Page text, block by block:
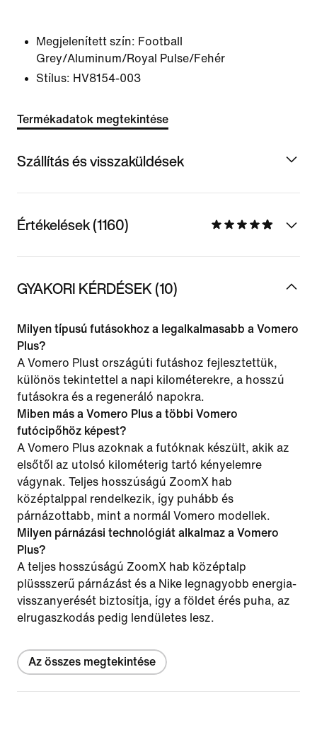
Megjelenített szín: Football
Grey/Aluminum/Royal Pulse/Fehér
Stílus: HV8154-003
Termékadatok megtekintése
Szállítás és visszaküldések
Értékelések (1160)
GYAKORI KÉRDÉSEK (10)
Milyen típusú futásokhoz a legalkalmasabb a Vomero
Plus?
A Vomero Plust országúti futáshoz fejlesztettük,
különös tekintettel a napi kilométerekre, a hosszú
futásokra és a regeneráló napokra.
Miben más a Vomero Plus a többi Vomero
futócipőhöz képest?
A Vomero Plus azoknak a futóknak készült, akik az
elsőtől az utolsó kilométerig tartó kényelemre
vágynak. Teljes hosszúságú ZoomX hab
középtalppal rendelkezik, így puhább és
párnázottabb, mint a normál Vomero modellek.
Milyen párnázási technológiát alkalmaz a Vomero
Plus?
A teljes hosszúságú ZoomX hab középtalp
plüssszerű párnázást és a Nike legnagyobb energia-
visszanyerését biztosítja, így a földet érés puha, az
elrugaszkodás pedig lendületes lesz.
Az összes megtekintése